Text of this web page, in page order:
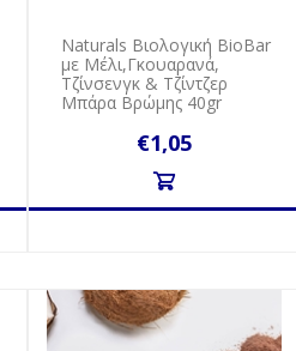
Naturals Βιολογική BioBar
με Μέλι,Γκουαρανά,
Τζίνσενγκ & Τζίντζερ
Μπάρα Βρώμης 40gr
€1,05